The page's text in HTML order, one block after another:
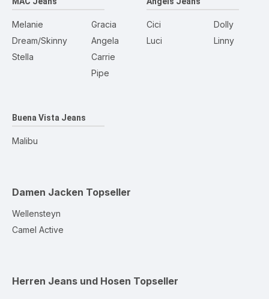
Melanie
Dream/Skinny
Stella
Gracia
Angela
Carrie
Pipe
Cici
Luci
Dolly
Linny
Buena Vista Jeans
Malibu
Damen Jacken Topseller
Wellensteyn
Camel Active
Herren Jeans und Hosen Topseller